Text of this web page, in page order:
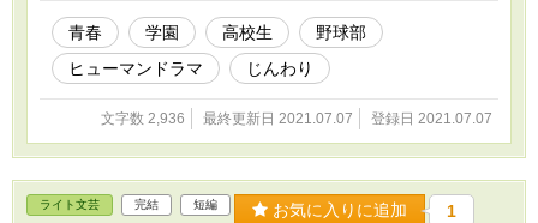
青春 学園 高校生
野球部
ヒューマンドラマ
じんわり
文字数 2,936 最終更新日 2021.07.07 登録日 2021.07.07
ライト文芸 完結 短編 お気に入りに追加 1